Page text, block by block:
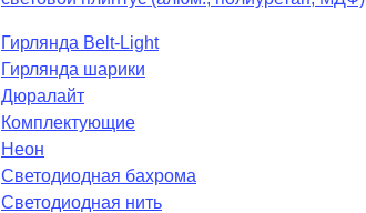
Гирлянда Belt-Light
Гирлянда шарики
Дюралайт
Комплектующие
Неон
Светодиодная бахрома
Светодиодная нить